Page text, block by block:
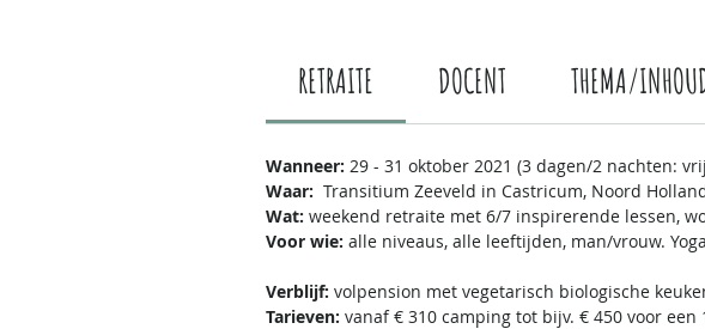
RETRAITE DOCENT THEMA/
Wanneer: 29 - 31 oktober 2021 (3 dagen/2 nachten:
Waar: Transitium Zeeveld in Castricum, Noord
Wat: weekend retraite met 6/7 inspirerende lessen,
Voor wie: alle niveaus, alle leeftijden, man/vrouw.
Verblijf: volpension met vegetarisch biologische
Tarieven: vanaf € 310 camping tot bijv. € 450 voor een